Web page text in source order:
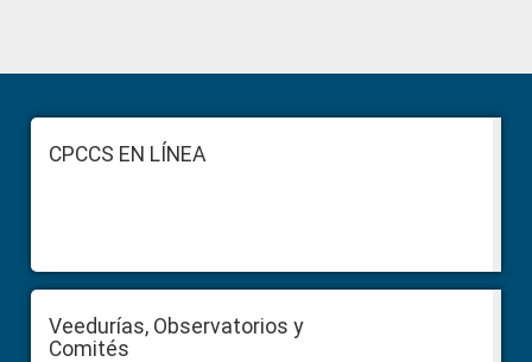
Sidebar
FooterCPCCS EN LÍNEA
Veedurías, Observatorios y
Comités